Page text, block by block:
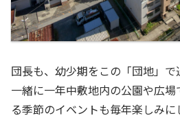
団長も、幼少期をこの「団地」
一緒に一年中敷地内の公園や広
る季節のイベントも毎年楽しみ